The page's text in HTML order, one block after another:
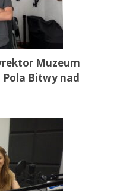
Muzeum
Pola Bitwy nad